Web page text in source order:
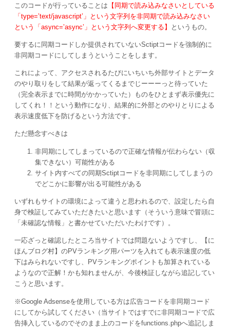
このコードが行っていることは 【同期で読み込みなさいとしている
「type=’text/javascript’」という文字列を非同期で読み込みなさい
という「async=’async’」という文字列へ変更する】
というもの。
要するに同期コードしか提供されていないSctiptコードを強制的に
非同期コードにしてしまうということをします。
これによって、アクセスされるたびにいちいち外部サイトとデータ
のやり取りをして結果が返ってくるまでじーーーっと待っていた
（完全表示までに時間がかかっていた）ものをひとまず表示優先に
してくれ！！という動作になり、結果的に外部とのやりとりによる
表示速度低下を防げるという方法です。
ただ懸念すべきは
非同期にしてしまっているので正確な情報が伝わらない（収
集できない）可能性がある
サイト内すべての同期Sctiptコードを非同期にしてしまうの
でどこかに影響が出る可能性がある
いずれもサイトの環境によって違うと思われるので、設定したら自
身で検証してみていただきたいと思います（そういう意味で冒頭に
「未確認な情報」と書かせていただいたわけです）。
一応ざっと確認したところ当サイトでは問題ないようですし、【に
ほんブログ村】のPVランキング用パーツを入れても表示速度の低
下はみられないですし、PVランキングポイントも加算されている
ようなので正解！かも知れませんが、今後検証しながら追記してい
こうと思います。
※Google Adsenseを使用している方は広告コードを非同期コード
にしてから試してください（当サイトではすでに非同期コードで広
告挿入しているのでそのまま上のコードをfunctions.phpへ追記しま